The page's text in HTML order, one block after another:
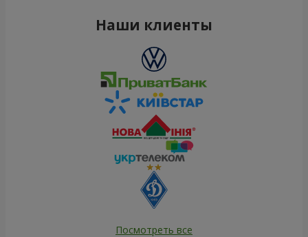
Наши клиенты
Посмотреть все